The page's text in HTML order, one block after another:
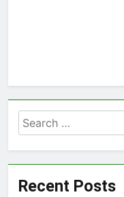
Search
for:
Recent Posts